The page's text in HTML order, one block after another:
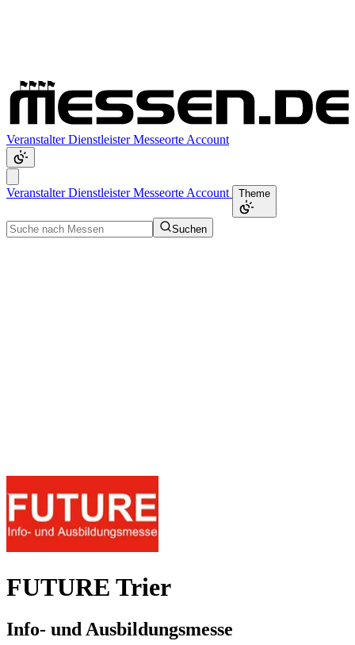
VeranstalterDienstleisterMesseorte Account
VeranstalterDienstleisterMesseorte Account Theme
Suchen
FUTURE Trier
Info- und Ausbildungsmesse